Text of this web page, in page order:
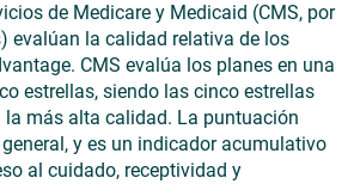
de Medicare y Medicaid (CMS, por
evalúan la calidad relativa de los
CMS evalúa los planes en una
estrellas, siendo las cinco estrellas
la más alta calidad. La puntuación
y es un indicador acumulativo
al cuidado, receptividad y